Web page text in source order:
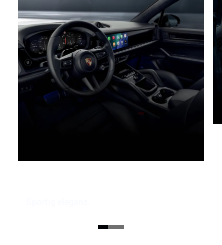
En fröjd för sportbilsentusiaster – och alla andra: